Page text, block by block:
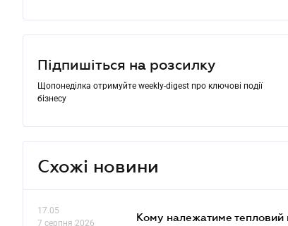
Підпишіться на розсилку
Щопонеділка отримуйте weekly-digest про ключові події
бізнесу
Схожі новини
17.05
7 серпня 2026
Кому належатиме тепловий